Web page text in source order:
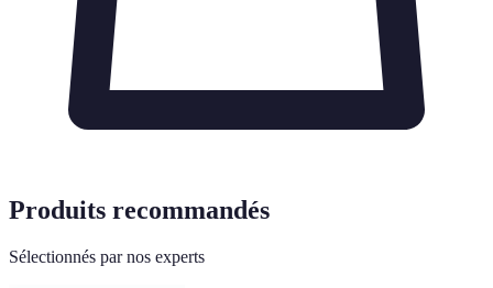
Produits recommandés
Sélectionnés par nos experts